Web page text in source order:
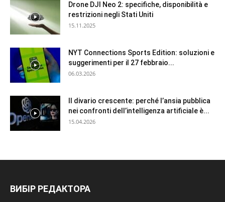
Drone DJI Neo 2: specifiche, disponibilità e
restrizioni negli Stati Uniti
15.11.2025
NYT Connections Sports Edition: soluzioni e
suggerimenti per il 27 febbraio...
06.03.2026
Il divario crescente: perché l’ansia pubblica
nei confronti dell’intelligenza artificiale è...
15.04.2026
ВИБІР РЕДАКТОРА